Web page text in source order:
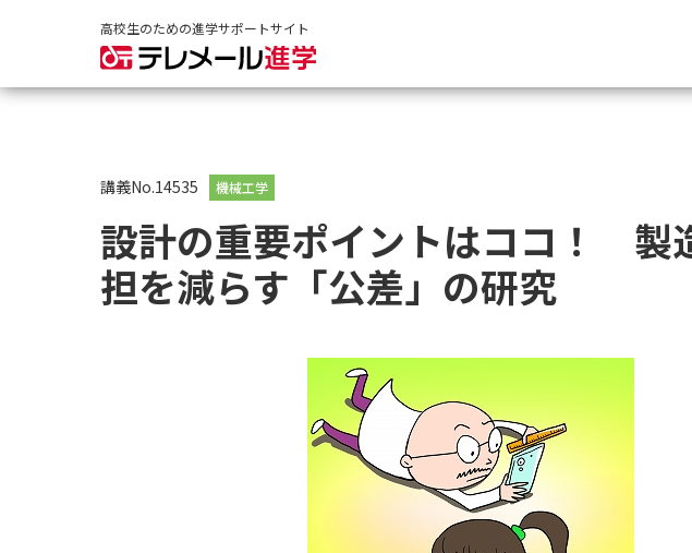
高校生のための進学サポートサイト
講義No.14535 機械工学
設計の重要ポイントはココ！ 製
担を減らす「公差」の研究